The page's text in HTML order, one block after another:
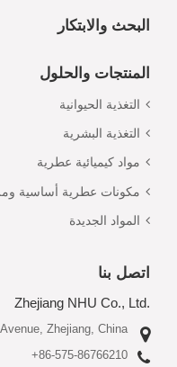
البحث والابتكار
المنتجات والحلول
التغذية الحيوانية
التغذية البشرية
مواد كيميائية عطرية
مكونات عطرية أساسية
المواد الجديدة
اتصل بنا
Zhejiang NHU Co., Ltd.
Zhejiang, China
+86-575-86766210